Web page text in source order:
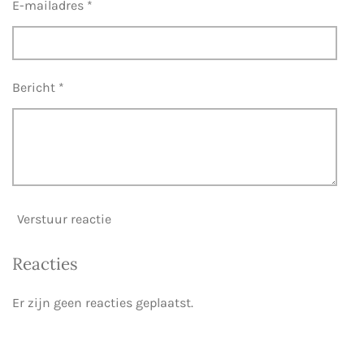
E-mailadres *
Bericht *
Verstuur reactie
Reacties
Er zijn geen reacties geplaatst.